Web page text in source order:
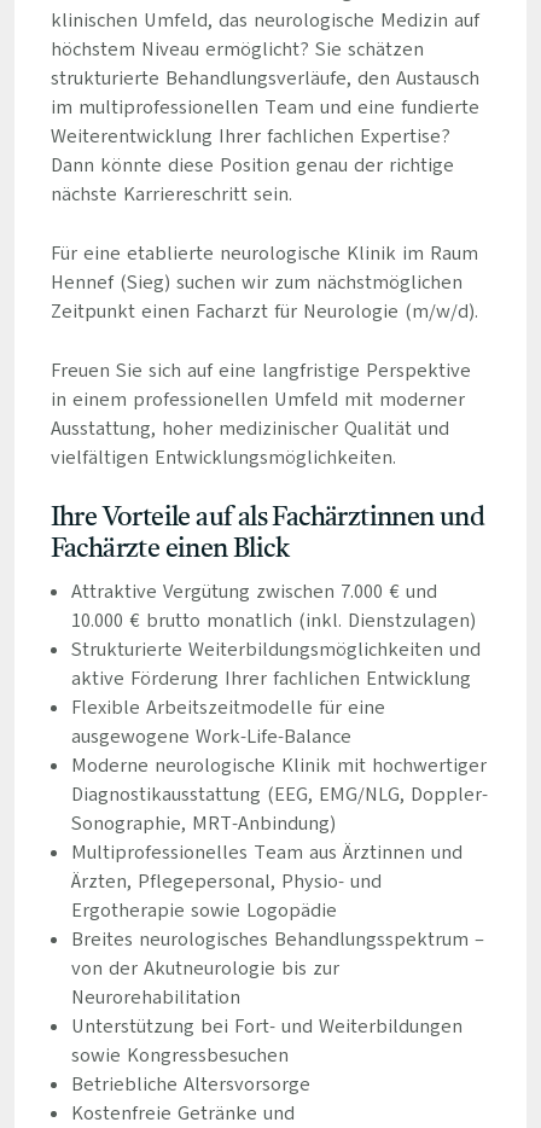
klinischen Umfeld, das neurologische Medizin auf
höchstem Niveau ermöglicht? Sie schätzen
strukturierte Behandlungsverläufe, den Austausch
im multiprofessionellen Team und eine fundierte
Weiterentwicklung Ihrer fachlichen Expertise?
Dann könnte diese Position genau der richtige
nächste Karriereschritt sein.
Für eine etablierte neurologische Klinik im Raum
Hennef (Sieg) suchen wir zum nächstmöglichen
Zeitpunkt einen Facharzt für Neurologie (m/w/d).
Freuen Sie sich auf eine langfristige Perspektive
in einem professionellen Umfeld mit moderner
Ausstattung, hoher medizinischer Qualität und
vielfältigen Entwicklungsmöglichkeiten.
Ihre Vorteile auf als Fachärztinnen und
Fachärzte einen Blick
Attraktive Vergütung zwischen 7.000 € und
10.000 € brutto monatlich (inkl. Dienstzulagen)
Strukturierte Weiterbildungsmöglichkeiten und
aktive Förderung Ihrer fachlichen Entwicklung
Flexible Arbeitszeitmodelle für eine
ausgewogene Work-Life-Balance
Moderne neurologische Klinik mit hochwertiger
Diagnostikausstattung (EEG, EMG/NLG, Doppler-
Sonographie, MRT-Anbindung)
Multiprofessionelles Team aus Ärztinnen und
Ärzten, Pflegepersonal, Physio- und
Ergotherapie sowie Logopädie
Breites neurologisches Behandlungsspektrum –
von der Akutneurologie bis zur
Neurorehabilitation
Unterstützung bei Fort- und Weiterbildungen
sowie Kongressbesuchen
Betriebliche Altersvorsorge
Kostenfreie Getränke und